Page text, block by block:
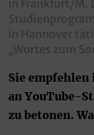
in Frankfurt/M.
in Hannover
„Wortes zum
Sie empfehlen
an YouTube-
zu betonen.